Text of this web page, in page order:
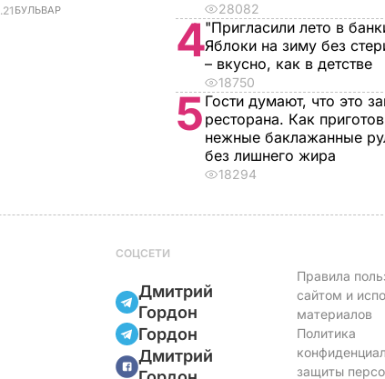
БУЛЬВАР 28082
4"Пригласили лето в
Яблоки на зиму без
– вкусно, как в детстве
18750
5 Гости думают, что это
ресторана. Как
нежные баклажанные
без лишнего жира
18294
СОЦСЕТИ
Дмитрий
Гордон
Гордон
Дмитрий
Правила
сайтом и
материалов
Политика
защиты